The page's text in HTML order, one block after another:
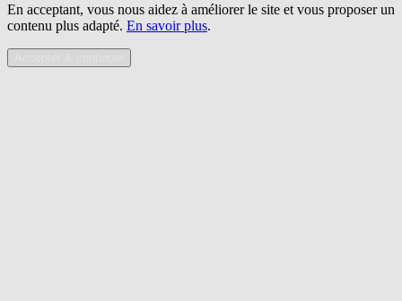
En acceptant, vous nous aidez à améliorer le site et vous proposer un
contenu plus adapté. En savoir plus.